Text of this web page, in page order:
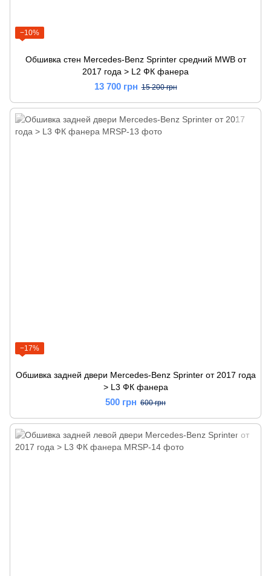
−10%
Обшивка стен Mercedes-Benz Sprinter средний MWB от
2017 года > L2 ФК фанера
13 700 грн 15 200 грн
−17%
Обшивка задней двери Mercedes-Benz Sprinter от 2017 года
> L3 ФК фанера
500 грн 600 грн